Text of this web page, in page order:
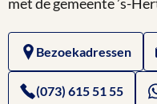
Ruimtelijke
Plannen
Bezoekadressen
(073) 615 51 55